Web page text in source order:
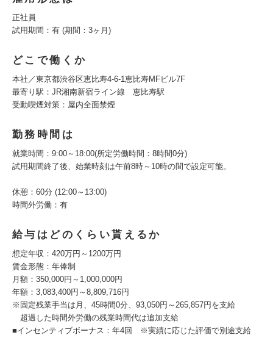
正社員
試用期間：有 (期間：3ヶ月)
どこで働くか
本社／東京都渋谷区恵比寿4-6-1恵比寿MFビル7F
最寄り駅：JR湘南新宿ライン線 恵比寿駅
受動喫煙対策：屋内全面禁煙
勤務時間は
就業時間：9:00～18:00(所定労働時間：8時間0分)
試用期間終了後、始業時刻は午前8時～10時の間で設定可能。
休憩：60分 (12:00～13:00)
時間外労働：有
給与はどのくらい貰えるか
想定年収：420万円～1200万円
賃金形態：年俸制
月額：350,000円～1,000,000円
年額：3,083,400円～8,809,716円
※固定残業手当は月、45時間0分、93,050円～265,857円を支給
超過した時間外労働の残業時間代は追加支給
■インセンティブボーナス：年4回 ※実績に応じた評価で別途支給